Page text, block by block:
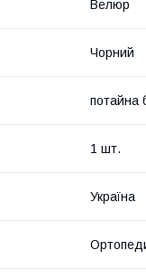
Велюр
Чорний
потайна
1 шт.
Україна